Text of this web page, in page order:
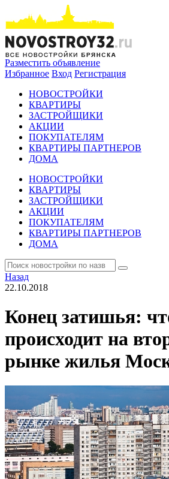
Разместить объявление
Избранное Вход Регистрация
НОВОСТРОЙКИ
КВАРТИРЫ
ЗАСТРОЙЩИКИ
АКЦИИ
ПОКУПАТЕЛЯМ
КВАРТИРЫ ПАРТНЕРОВ
ДОМА
НОВОСТРОЙКИ
КВАРТИРЫ
ЗАСТРОЙЩИКИ
АКЦИИ
ПОКУПАТЕЛЯМ
КВАРТИРЫ ПАРТНЕРОВ
ДОМА
Назад
22.10.2018
Конец затишья:
происходит на
рынке жилья